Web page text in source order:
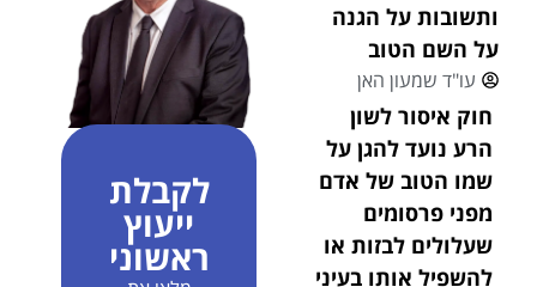
ותשובות על הגנה
על השם הטוב
עו"ד שמעון האן
חוק איסור לשון
הרע נועד להגן על
שמו הטוב של אדם
מפני פרסומים
שעלולים לבזות או
להשפיל אותו בעיני
לקבלת
ייעוץ
ראשוני